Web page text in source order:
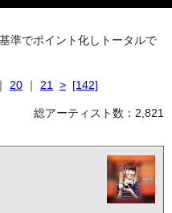
キング
ング
準でポイント化しトータルで
20 ｜ 21 > [142]
総アーティスト数：2,821